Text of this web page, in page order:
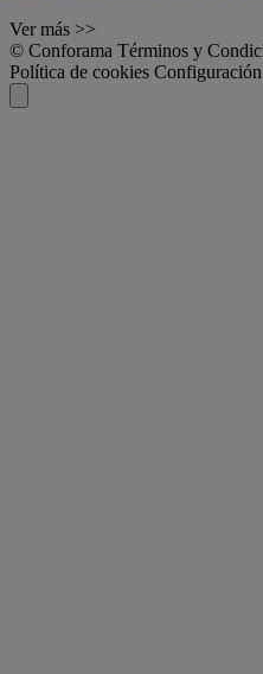
Ver más >>
© Conforama Términos y
Política de cookies